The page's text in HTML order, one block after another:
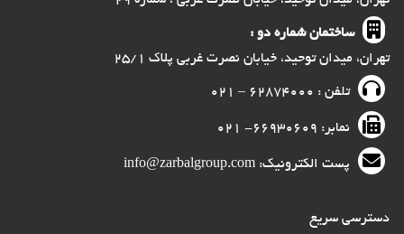
ساختمان شماره دو :
تهران، میدان توحید، خیابان نصرت غربی پلاک ۲۵/۱
تلفن : ۶۲۸۷۴۰۰۰ – ۰۲۱
نمابر: ۶۶۹۳۰۶۰۹- ۰۲۱
پست الکترونیک: info@zarbalgroup.com
دسترسی سریع